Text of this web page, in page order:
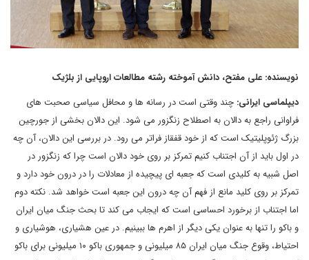
نویسنده: علی مفتح، دانش آموخته رشته مطالعات اروپایی از بلژیک
دیپلماسی ایرانی: چند وقتی است در رسانه ها و محافل سیاسی صحبت های
فراوانی راجع به دالان به اصطلاح زنگزور می شود. این دالان بخشی از جورچین
بزرگ ژئوپلیتیک است که از خود قفقاز فراتر می رود. در بررسی این دالان، آن چه
در اول باید از آن اجتناب کنیم تمرکز بر روی خود دالان است چرا که زنگزور در
اصل شبیه به کلیدی است که جعبه ای پیچیده از معادلات را در درون خود دارد و
تمرکز بر روی کلید مانع از فهم آن چه درون این جعبه است خواهد شد. نکته دوم
اما اجتناب از برخورد احساسی است که ایجاب می کند تا بحث جنگ میان ایران
و باکو را تنها به عنوان یکی دیگر از اهرم ها ببینیم. در عین هشیاری، هوشیاری و
احتیاط، وقوع جنگ میان ایران ۸۵ میلیونی و جمهوری باکو ۱۰ میلیونی برای باکو